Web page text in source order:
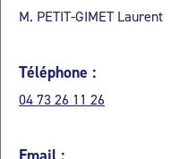
M. PETIT-GIMET Laurent
Téléphone :
04 73 26 11 26
Email :